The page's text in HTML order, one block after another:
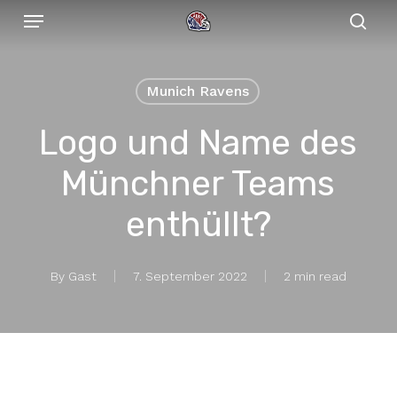
SkipMenu
Munich Ravens
Logo und Name des
Münchner Teams
enthüllt?
By Gast 7. September 2022 2 min read